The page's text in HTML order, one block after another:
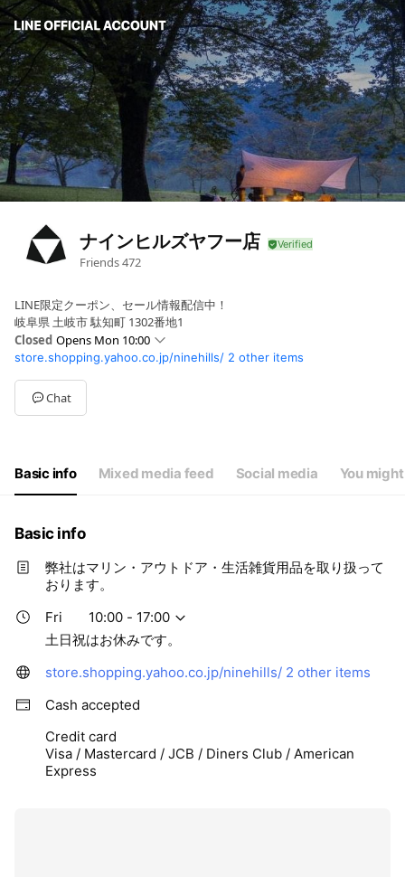
ナインヒルズヤフー店
Friends472
LINE限定クーポン、セール情報配信中！
岐阜県 土岐市 駄知町 1302番地1
Closed Opens Mon 10:00
SunClosed
Mon10:00 - 17:00
Tue10:00 - 17:00
Wed10:00 - 17:00
Closed
土日祝はお休みです。
store.shopping.yahoo.co.jp/ninehills/ 2 other items
Chat
Basic info Mixed media feed Social media You
Basic info
弊社はマリン・アウトドア・生活雑貨用品を取り扱って
おります。
Fri
10:00 - 17:00
土日祝はお休みです。
store.shopping.yahoo.co.jp/ninehills/ 2 other items
Cash accepted
Credit card
Visa / Mastercard / JCB / Diners Club / American
Express